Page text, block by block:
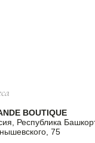
BOUTIQUE
Республика
75